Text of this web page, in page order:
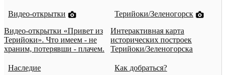
Видео-открытки
Видео-открытки «Привет из
Терийоки». Что имеем - не
храним, потерявши - плачем.
Терийоки/Зеленогорск
Интерактивная карта
исторических построек
Терийоки/Зеленогорска
Наследие
Как добраться?